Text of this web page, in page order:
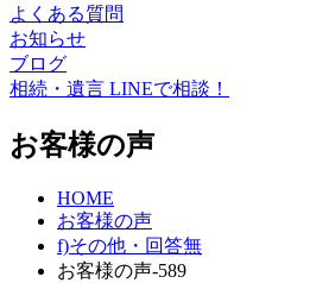
よくある質問
お知らせ
ブログ
相続・遺言 LINEで相談！
お客様の声
HOME
お客様の声
f)その他・回答無
お客様の声-589